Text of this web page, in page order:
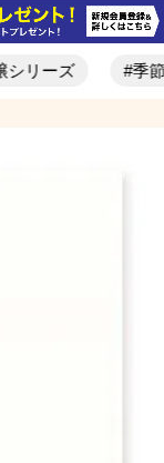
#季節限定酒